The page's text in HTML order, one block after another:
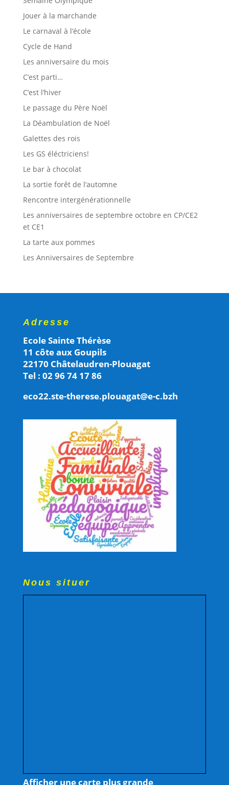
Jouer à la marchande
Le carnaval à l’école
Cycle de Hand
Les anniversaire du mois
C’est parti…
C’est l’hiver
Le passage du Père Noël
La Déambulation de Noël
Galettes des rois
Les GS éléctriciens!
Le bar à chocolat
La sortie forêt de l’automne
Rencontre intergénérationnelle
Les anniversaires de septembre octobre en CP/CE2
et CE1
La tarte aux pommes
Les Anniversaires de Septembre
Adresse
Ecole Sainte Thérèse
11 côte aux Goupils
22170 Châtelaudren-Plouagat
Tel : 02 96 74 17 86
eco22.ste-therese.plouagat@e-c.bzh
Nous situer
Afficher une carte plus grande